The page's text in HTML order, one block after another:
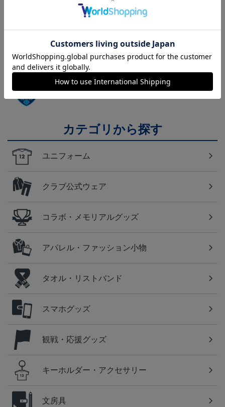
こだわりのデザインに注目！タオルマフラーは応援
の必須アイテム！
横浜FC
横浜ＦＣのすべてのグッズをチェックしたい方に！
カテゴリから探す
ユニフォーム
クラブ公式ウェア
コラボ・メモリアルグッズ
アパレル・ファッション小物
タオル・リストバンド
スマホグッズ
観戦・応援グッズ
キーホルダー・アクセサリー
文房具